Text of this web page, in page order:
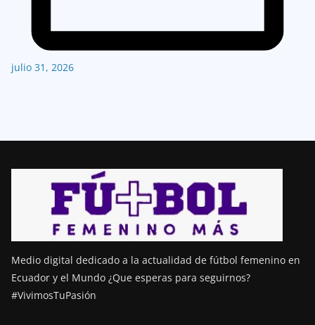
julio 31, 2026
Medio digital dedicado a la actualidad de fútbol femenino en
Ecuador y el Mundo ¿Que esperas para seguirnos?
#VivimosTuPasión